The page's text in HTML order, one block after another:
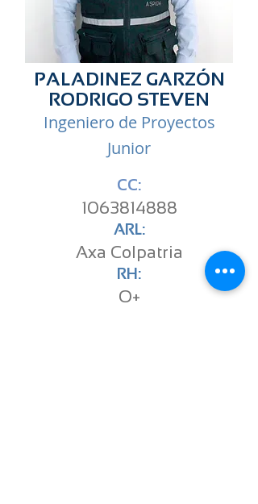
PALADINEZ GARZÓN
RODRIGO STEVEN
Ingeniero de Proyectos
Junior
CC:
1063814888
ARL:
Axa Colpatria
RH:
O+